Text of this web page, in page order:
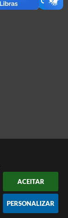
ACEITAR
PERSONALIZAR